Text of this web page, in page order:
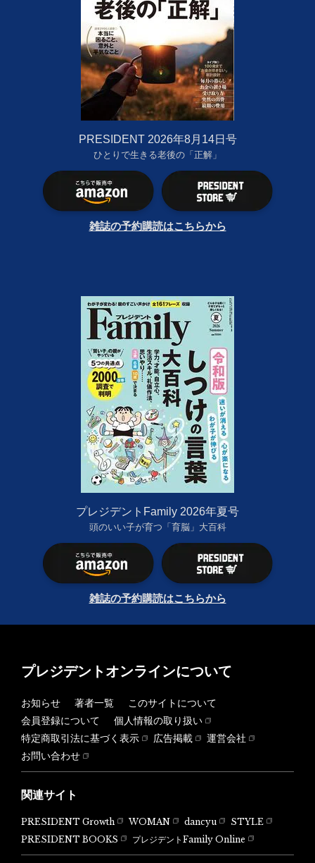
PRESIDENT 2026年8月14日号
ひとりで生きる老後の「正解」
雑誌の予約購読はこちらから
プレジデントFamily 2026年夏号
頭のいい子が育つ「育脳」大百科
雑誌の予約購読はこちらから
プレジデントオンラインについて
お知らせ 著者一覧
このサイトについて
会員登録について
個人情報の取り扱い
特定商取引法に基づく表示
広告掲載
運営会社
お問い合わせ
関連サイト
PRESIDENT Growth WOMAN dancyu
STYLE
PRESIDENT BOOKS
プレジデントFamily Online